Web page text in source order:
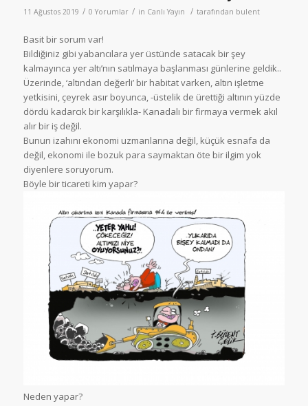
11 Ağustos 2019 / 0 Yorumlar / in Canlı Yayın / tarafından bulent
Basit bir sorum var!
Bildiğiniz gibi yabancılara yer üstünde satacak bir şey
kalmayınca yer altı’nın satılmaya başlanması günlerine geldik..
Üzerinde, ‘altından değerli’ bir habitat varken, altın işletme
yetkisini, çeyrek asır boyunca, -üstelik de ürettiği altının yüzde
dördü kadarcık bir karşılıkla- Kanadalı bir firmaya vermek akıl
alır bir iş değil.
Bunun izahını ekonomi uzmanlarına değil, küçük esnafa da
değil, ekonomi ile bozuk para saymaktan öte bir ilgim yok
diyenlere soruyorum.
Böyle bir ticareti kim yapar?
Neden yapar?